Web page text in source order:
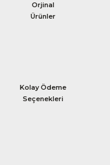
Orjinal
Ürünler
Kolay Ödeme
Seçenekleri